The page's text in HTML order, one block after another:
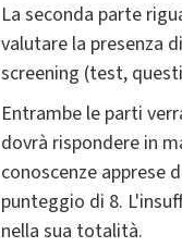
La seconda parte
valutare la presenza
screening (test,
Entrambe le parti
dovrà rispondere in
conoscenze apprese
punteggio di 8.
nella sua totalità.